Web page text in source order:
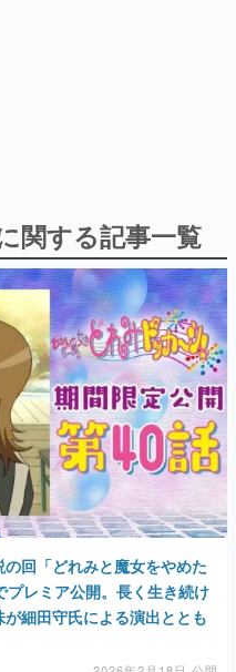
カルチャーに与えた影響を探る企
産業史
における主要なトピック・タイト
者へのインタビューや識者による
史が一望できる決定版！
ムクリエイターの青春〜
』等で知られるマンガ家・田中圭
レポートマンガです。
い？
がゲームの魅力を画面や操作の
していく、硬派で骨太な評論連載
スボス」… ゲームにまつわる言葉
コンピューター文化史研究家・タ
関する記事一覧
の回「どれみと魔女をやめた
レミア公開。長く生き続け
細田守氏による演出ととも